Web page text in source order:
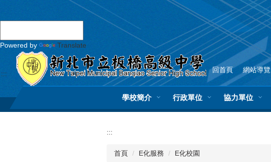
內
Powered by Translate
::: 回首頁 網站導覽
學校簡介 行政單位 協力單位
:::
首頁 E化服務 E化校園